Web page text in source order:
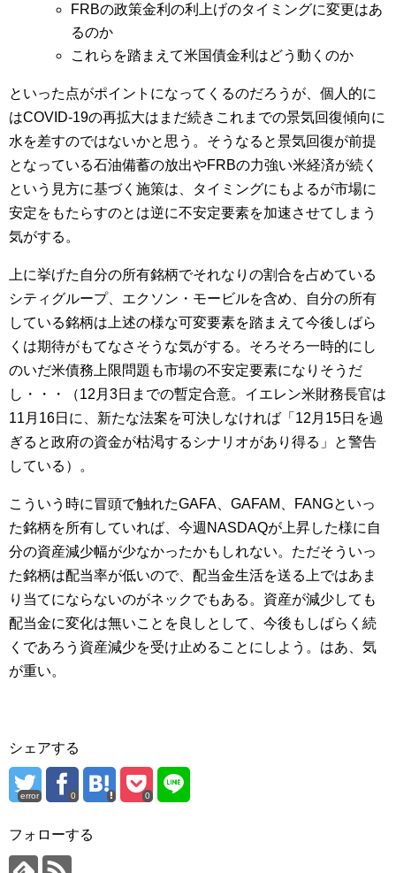
FRBの政策金利の利上げのタイミングに変更はあ
るのか
これらを踏まえて米国債金利はどう動くのか
といった点がポイントになってくるのだろうが、個人的に
はCOVID-19の再拡大はまだ続きこれまでの景気回復傾向に
水を差すのではないかと思う。そうなると景気回復が前提
となっている石油備蓄の放出やFRBの力強い米経済が続く
という見方に基づく施策は、タイミングにもよるが市場に
安定をもたらすのとは逆に不安定要素を加速させてしまう
気がする。
上に挙げた自分の所有銘柄でそれなりの割合を占めている
シティグループ、エクソン・モービルを含め、自分の所有
している銘柄は上述の様な可変要素を踏まえて今後しばら
くは期待がもてなさそうな気がする。そろそろ一時的にし
のいだ米債務上限問題も市場の不安定要素になりそうだ
し・・・（12月3日までの暫定合意。イエレン米財務長官は
11月16日に、新たな法案を可決しなければ「12月15日を過
ぎると政府の資金が枯渇するシナリオがあり得る」と警告
している）。
こういう時に冒頭で触れたGAFA、GAFAM、FANGといっ
た銘柄を所有していれば、今週NASDAQが上昇した様に自
分の資産減少幅が少なかったかもしれない。ただそういっ
た銘柄は配当率が低いので、配当金生活を送る上ではあま
り当てにならないのがネックでもある。資産が減少しても
配当金に変化は無いことを良しとして、今後もしばらく続
くであろう資産減少を受け止めることにしよう。はあ、気
が重い。
シェアする
error 0 0
フォローする